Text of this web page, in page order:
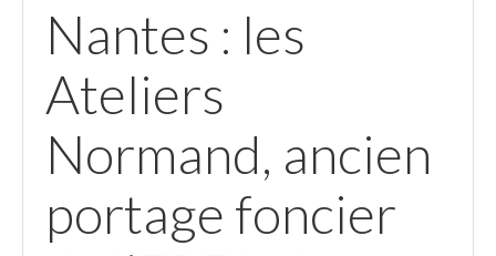
Nantes : les
Ateliers
Normand, ancien
portage foncier